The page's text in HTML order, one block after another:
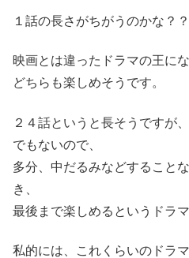
１話の長さがちがうのかな？
映画とは違ったドラマの王にな
どちらも楽しめそうです。
２４話というと長そうですが
でもないので、
多分、中だるみなどすること
き、
最後まで楽しめるというドラ
私的には、これくらいのドラ